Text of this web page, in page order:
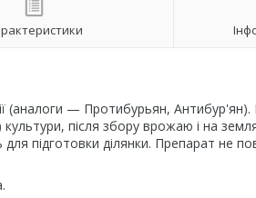
(аналоги — Протибурьян,
після збору врожаю і на
підготовки ділянки. Препарат не